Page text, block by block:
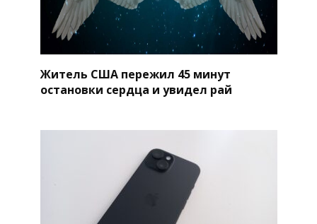
Житель США пережил 45 минут
остановки сердца и увидел рай